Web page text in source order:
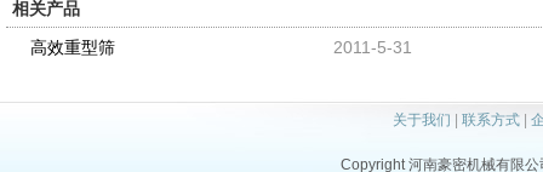
相关产品
2011-5-31
高效重型筛
关于我们 联系方式|
Copyright 河南豪密机械有限